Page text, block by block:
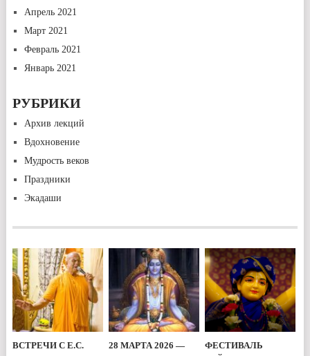
Апрель 2021
Март 2021
Февраль 2021
Январь 2021
РУБРИКИ
Архив лекций
Вдохновение
Мудрость веков
Праздники
Экадаши
ВСТРЕЧИ С Е.С.
28 МАРТА 2026 —
ФЕСТИВАЛЬ